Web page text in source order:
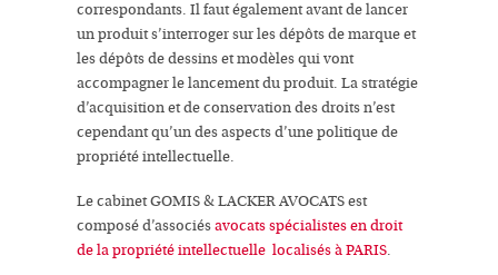
correspondants. Il faut également avant de lancer
un produit s’interroger sur les dépôts de marque et
les dépôts de dessins et modèles qui vont
accompagner le lancement du produit. La stratégie
d’acquisition et de conservation des droits n’est
cependant qu’un des aspects d’une politique de
propriété intellectuelle.
Le cabinet GOMIS & LACKER AVOCATS est
composé d’associésavocats spécialistes en droit
de la propriété intellectuelle localisés à PARIS.